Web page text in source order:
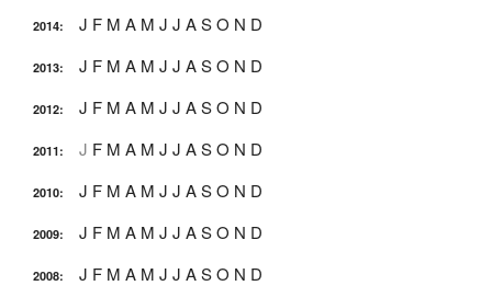
2014: J F M A M J J ASO N D
2013: J F M A M J J ASO N D
2012: J F M A M J J ASO N D
2011: J F M A M J J ASO N D
2010: J F M A M J J ASO N D
2009: J F M A M J J ASO N D
2008: J F M A M J J ASO N D